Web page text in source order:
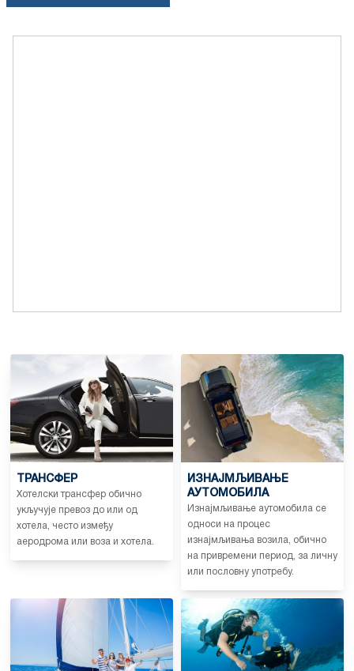
ТРАНСФЕР
Хотелски трансфер обично
укључује превоз до или од
хотела, често између
аеродрома или воза и хотела.
ИЗНАЈМЉИВАЊЕ
АУТОМОБИЛА
Изнајмљивање аутомобила се
односи на процес
изнајмљивања возила, обично
на привремени период, за личну
или пословну употребу.